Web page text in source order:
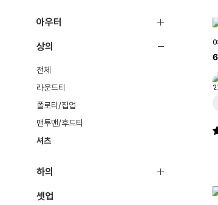
아우터
상의
전체
라운드티
폴로티/집업
맨투맨/후드티
셔츠
하의
셋업